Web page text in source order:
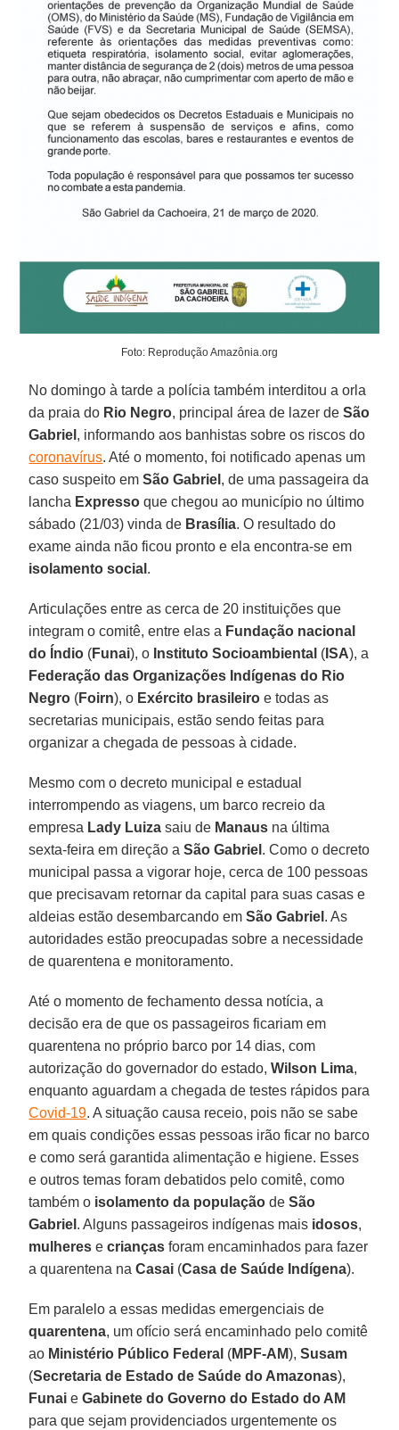
Foto: Reprodução Amazônia.org
No domingo à tarde a polícia também interditou a orla
da praia do Rio Negro, principal área de lazer deSão
Gabriel , informando aos banhistas sobre os riscos do
coronavírus. Até o momento, foi notificado apenas um
caso suspeito emSão Gabriel , de uma passageira da
lancha Expresso que chegou ao município no último
sábado (21/03) vinda de Brasília. O resultado do
exame ainda não ficou pronto e ela encontra-se em
isolamento social .
Articulações entre as cerca de 20 instituições que
integram o comitê, entre elas a Fundação nacional
do Índio (Funai), o Instituto Socioambiental ( ISA), a
Federação das Organizações Indígenas do Rio
Negro (Foirn), o Exército brasileiro e todas as
secretarias municipais, estão sendo feitas para
organizar a chegada de pessoas à cidade.
Mesmo com o decreto municipal e estadual
interrompendo as viagens, um barco recreio da
empresa Lady Luiza saiu de Manaus na última
sexta-feira em direção aSão Gabriel . Como o decreto
municipal passa a vigorar hoje, cerca de 100 pessoas
que precisavam retornar da capital para suas casas e
aldeias estão desembarcando emSão Gabriel . As
autoridades estão preocupadas sobre a necessidade
de quarentena e monitoramento.
Até o momento de fechamento dessa notícia, a
decisão era de que os passageiros ficariam em
quarentena no próprio barco por 14 dias, com
autorização do governador do estado,Wilson Lima,
enquanto aguardam a chegada de testes rápidos para
Covid-19. A situação causa receio, pois não se sabe
em quais condições essas pessoas irão ficar no barco
e como será garantida alimentação e higiene. Esses
e outros temas foram debatidos pelo comitê, como
também o isolamento da população deSão
Gabriel . Alguns passageiros indígenas mais idosos,
mulheres ecrianças foram encaminhados para fazer
a quarentena naCasai (Casa de Saúde Indígena).
Em paralelo a essas medidas emergenciais de
quarentena, um ofício será encaminhado pelo comitê
ao Ministério Público Federal (MPF-AM),Susam
(Secretaria de Estado de Saúde do Amazonas),
Funai eGabinete do Governo do Estado do AM
para que sejam providenciados urgentemente os